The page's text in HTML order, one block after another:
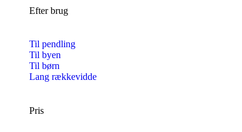
Efter brug
Til pendling
Til byen
Til børn
Lang rækkevidde
Pris